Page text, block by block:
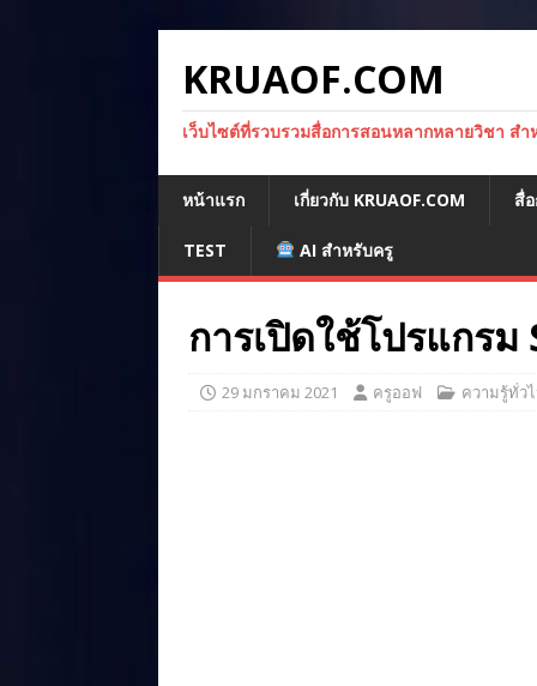
KRUAOF.COM
เว็บไซต์ที่รวบรวมสื่อการสอนหลากหลายวิชา ส
หน้าแรก เกี่ยวกับ KRUAOF.COM สื่
TEST AI สำหรับครู
การเปิดใช้โปรแกร
29 มกราคม 2021 ครูออฟ ความรู้ทั่ว